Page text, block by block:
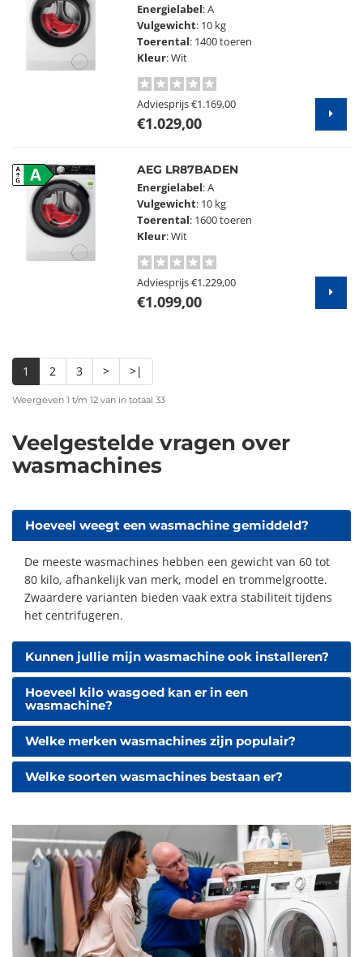
Energielabel: A
Vulgewicht: 10 kg
Toerental: 1400 toeren
Kleur: Wit
Adviesprijs€1.169,00
€1.029,00
AEG LR87BADEN
Energielabel: A
Vulgewicht: 10 kg
Toerental: 1600 toeren
Kleur: Wit
Adviesprijs€1.229,00
€1.099,00
1 2 3 > >|
Weergeven 1 t/m 12 van in totaal 33
Veelgestelde vragen over
wasmachines
Hoeveel weegt een wasmachine gemiddeld?
De meeste wasmachines hebben een gewicht van 60 tot
80 kilo, afhankelijk van merk, model en trommelgrootte.
Zwaardere varianten bieden vaak extra stabiliteit tijdens
het centrifugeren.
Kunnen jullie mijn wasmachine ook installeren?
Hoeveel kilo wasgoed kan er in een
wasmachine?
Welke merken wasmachines zijn populair?
Welke soorten wasmachines bestaan er?